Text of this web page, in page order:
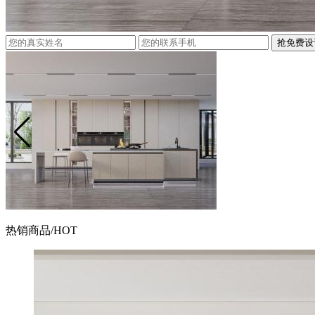
抢免费
热销商品/HOT